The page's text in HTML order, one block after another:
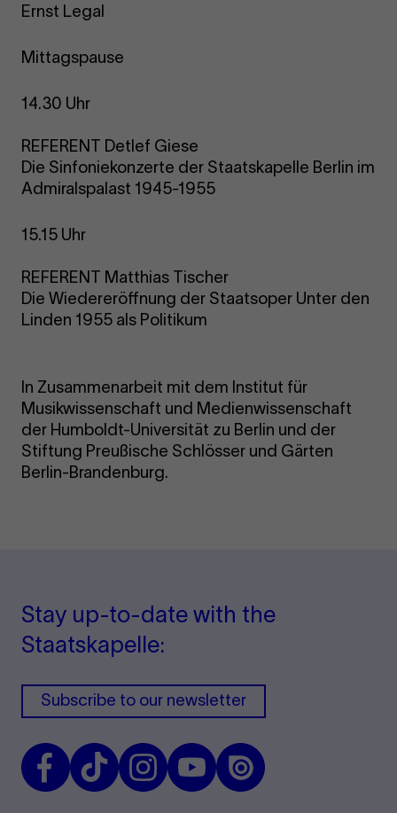
Ernst Legal
Mittagspause
14.30 Uhr
REFERENT Detlef Giese
Die Sinfoniekonzerte der Staatskapelle Berlin im
Admiralspalast 1945-1955
15.15 Uhr
REFERENT Matthias Tischer
Die Wiedereröffnung der Staatsoper Unter den
Linden 1955 als Politikum
In Zusammenarbeit mit dem Institut für
Musikwissenschaft und Medienwissenschaft
der Humboldt-Universität zu Berlin und der
Stiftung Preußische Schlösser und Gärten
Berlin-Brandenburg.
Stay up-to-date with the
Staatskapelle:
Subscribe to our newsletter
FacebookTikTok InstagramYoutubeIssuu